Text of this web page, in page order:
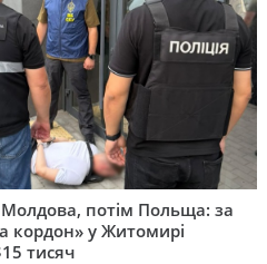
потім Польща: за
кордон» у Житомирі
тисяч